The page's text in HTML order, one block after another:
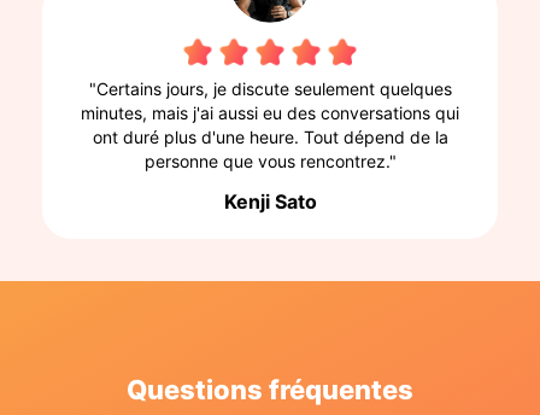
"Certains jours, je discute seulement quelques
minutes, mais j'ai aussi eu des conversations qui
ont duré plus d'une heure. Tout dépend de la
personne que vous rencontrez."
Kenji Sato
Questions fréquentes